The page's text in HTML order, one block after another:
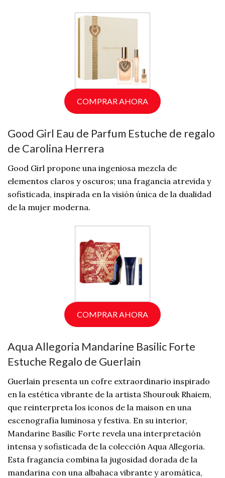
COMPRAR AHORA
Good Girl Eau de Parfum Estuche de regalo
de Carolina Herrera
Good Girl propone una ingeniosa mezcla de
elementos claros y oscuros; una fragancia atrevida y
sofisticada, inspirada en la visión única de la dualidad
de la mujer moderna.
COMPRAR AHORA
Aqua Allegoria Mandarine Basilic Forte
Estuche Regalo de Guerlain
Guerlain presenta un cofre extraordinario inspirado
en la estética vibrante de la artista Shourouk Rhaiem,
que reinterpreta los iconos de la maison en una
escenografía luminosa y festiva. En su interior,
Mandarine Basilic Forte revela una interpretación
intensa y sofisticada de la colección Aqua Allegoria.
Esta fragancia combina la jugosidad dorada de la
mandarina con una albahaca vibrante y aromática,